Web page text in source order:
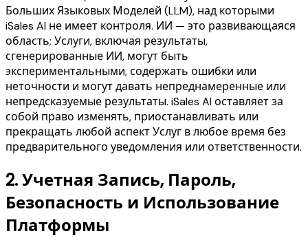
Больших Языковых Моделей (LLM), над которыми
iSales AI не имеет контроля. ИИ — это развивающаяся
область; Услуги, включая результаты,
сгенерированные ИИ, могут быть
экспериментальными, содержать ошибки или
неточности и могут давать непреднамеренные или
непредсказуемые результаты. iSales AI оставляет за
собой право изменять, приостанавливать или
прекращать любой аспект Услуг в любое время без
предварительного уведомления или ответственности.
2.Учетная Запись, Пароль,
Безопасность и Использование
Платформы